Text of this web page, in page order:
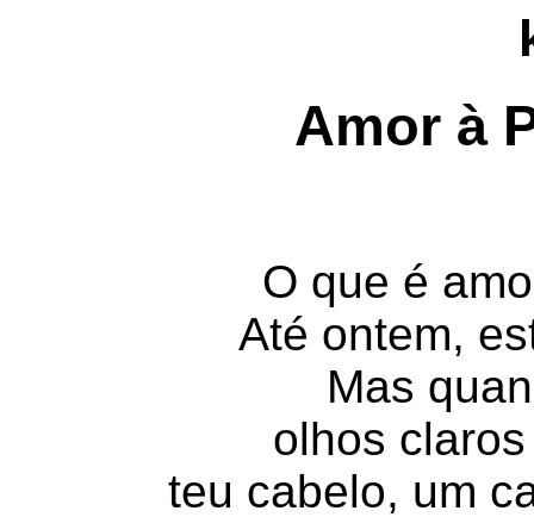
Amor à
O que é
Até ontem,
Mas
olhos
teu cabelo, um